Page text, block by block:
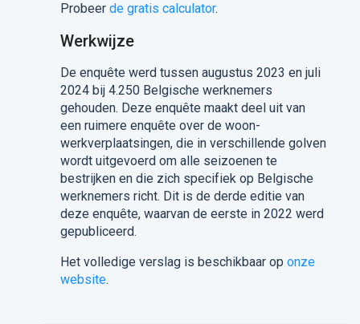
Probeer de gratis calculator.
Werkwijze
De enquête werd tussen augustus 2023 en juli
2024 bij 4.250 Belgische werknemers
gehouden. Deze enquête maakt deel uit van
een ruimere enquête over de woon-
werkverplaatsingen, die in verschillende golven
wordt uitgevoerd om alle seizoenen te
bestrijken en die zich specifiek op Belgische
werknemers richt. Dit is de derde editie van
deze enquête, waarvan de eerste in 2022 werd
gepubliceerd.
Het volledige verslag is beschikbaar op onze
website.